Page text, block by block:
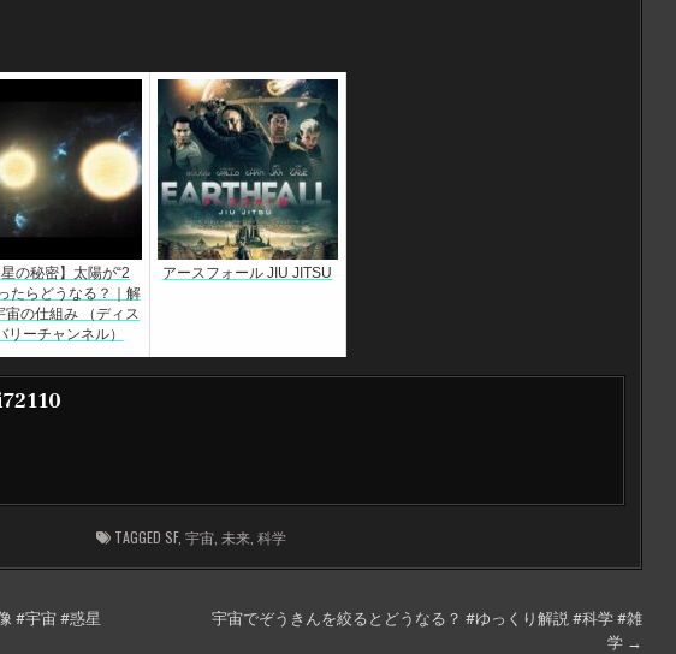
星の秘密】太陽が“2
たらどうなる？｜解
宙の仕組み （ディス
リーチャンネル）
アースフォール JIU JITSU
TAGGED SF, 宇宙, 未来, 科学
宇宙でぞうきんを絞るとどうなる？ #ゆっくり解説 #科学 #雑
学 →
#宇宙 #惑星